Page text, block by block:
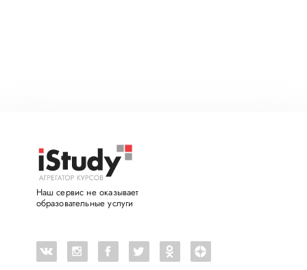
Наш сервис не оказывает
образовательные услуги